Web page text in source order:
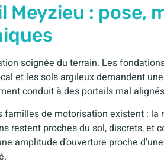
: pose,
soignée du terrain. Les
et les sols argileux demandent
conduit à des portails mal
familles de motorisation existent : la
restent proches du sol, discrets, et
amplitude d’ouverture proche